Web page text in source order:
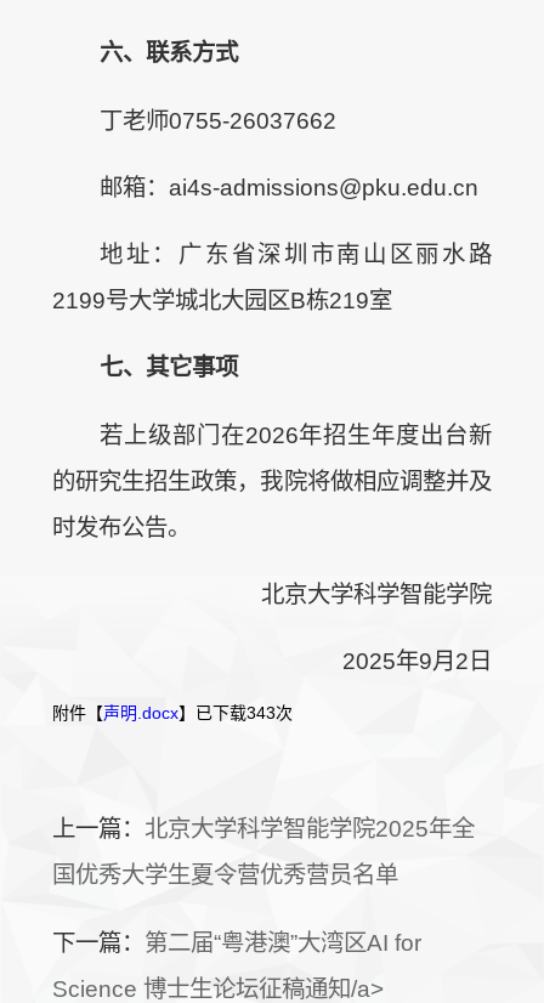
六、联系方式
丁老师0755-26037662
邮箱：ai4s-admissions@pku.edu.cn
地址：广东省深圳市南山区丽水路
2199号大学城北大园区B栋219室
七、其它事项
若上级部门在2026年招生年度出台新
的研究生招生政策，我院将做相应调整并及
时发布公告。
北京大学科学智能学院
2025年9月2日
附件【声明.docx】已下载343次
上一篇： 北京大学科学智能学院2025年全
国优秀大学生夏令营优秀营员名单
下一篇： 第二届“粤港澳”大湾区AI for
Science 博士生论坛征稿通知/a>